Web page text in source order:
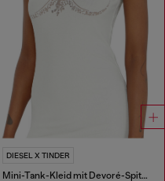
DIESEL X TINDER
Mini-Tank-Kleid mit Devoré-Spitzen-Effekt